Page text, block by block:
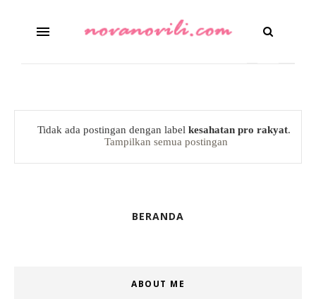
Tidak ada postingan dengan label kesahatan pro rakyat.
Tampilkan semua postingan
BERANDA
ABOUT ME